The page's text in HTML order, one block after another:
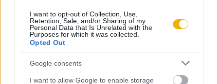
I want to opt-out of Collection, Use,
Retention, Sale, and/or Sharing of my
Personal Data that Is Unrelated with the
Purposes for which it was collected.
Opted Out
Google consents
I want to allow Google to enable storage
döntések csupán szentesítették ezek céljait és vívmányait?
Új Európa
és a cseh nemzeti
Ismerje meg